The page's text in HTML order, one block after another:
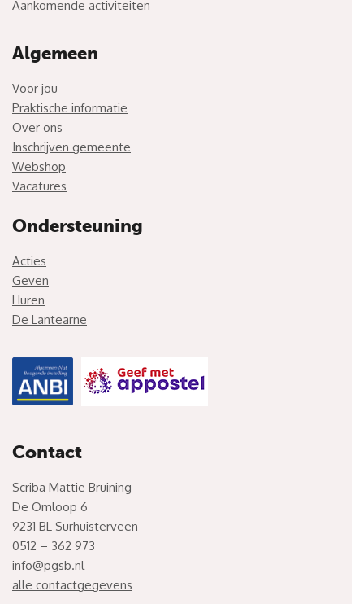
Aankomende activiteiten
Algemeen
Voor jou
Praktische informatie
Over ons
Inschrijven gemeente
Webshop
Vacatures
Ondersteuning
Acties
Geven
Huren
De Lantearne
Contact
Scriba Mattie Bruining
De Omloop 6
9231 BL Surhuisterveen
0512 – 362 973
info@pgsb.nl
alle contactgegevens